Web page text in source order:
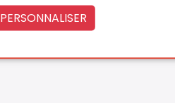
PERSONNALISER